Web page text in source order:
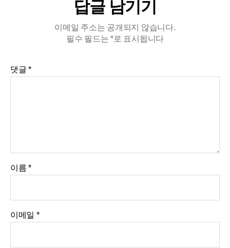
답글 남기기
이메일 주소는 공개되지 않습니다.
필수 필드는*로 표시됩니다
댓글*
이름*
이메일 *